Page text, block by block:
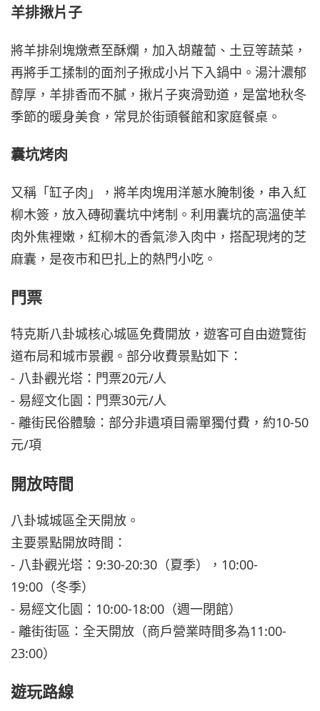
羊排揪片子
將羊排剁塊燉煮至酥爛，加入胡蘿蔔、土豆等蔬菜，
再將手工揉制的面剂子揪成小片下入鍋中。湯汁濃郁
醇厚，羊排香而不膩，揪片子爽滑勁道，是當地秋冬
季節的暖身美食，常見於街頭餐館和家庭餐桌。
囊坑烤肉
又稱「缸子肉」，將羊肉塊用洋蔥水腌制後，串入紅
柳木簽，放入磚砌囊坑中烤制。利用囊坑的高溫使羊
肉外焦裡嫩，紅柳木的香氣滲入肉中，搭配現烤的芝
麻囊，是夜市和巴扎上的熱門小吃。
門票
特克斯八卦城核心城區免費開放，遊客可自由遊覽街
道布局和城市景觀。部分收費景點如下：
- 八卦觀光塔：門票20元/人
- 易經文化園：門票30元/人
- 離街民俗體驗：部分非遺項目需單獨付費，約10-50
元/項
開放時間
八卦城城區全天開放。
主要景點開放時間：
- 八卦觀光塔：9:30-20:30（夏季），10:00-
19:00（冬季）
- 易經文化園：10:00-18:00（週一閉館）
- 離街街區：全天開放（商戶營業時間多為11:00-
23:00）
遊玩路線